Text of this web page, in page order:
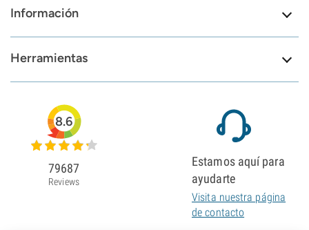
Información
Herramientas
8.6
79687
Reviews
Estamos aquí para
ayudarte
Visita nuestra página
de contacto